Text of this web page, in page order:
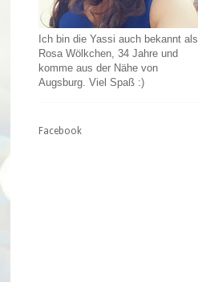
Ich bin die Yassi auch bekannt als
Rosa Wölkchen, 34 Jahre und
komme aus der Nähe von
Augsburg. Viel Spaß :)
Facebook